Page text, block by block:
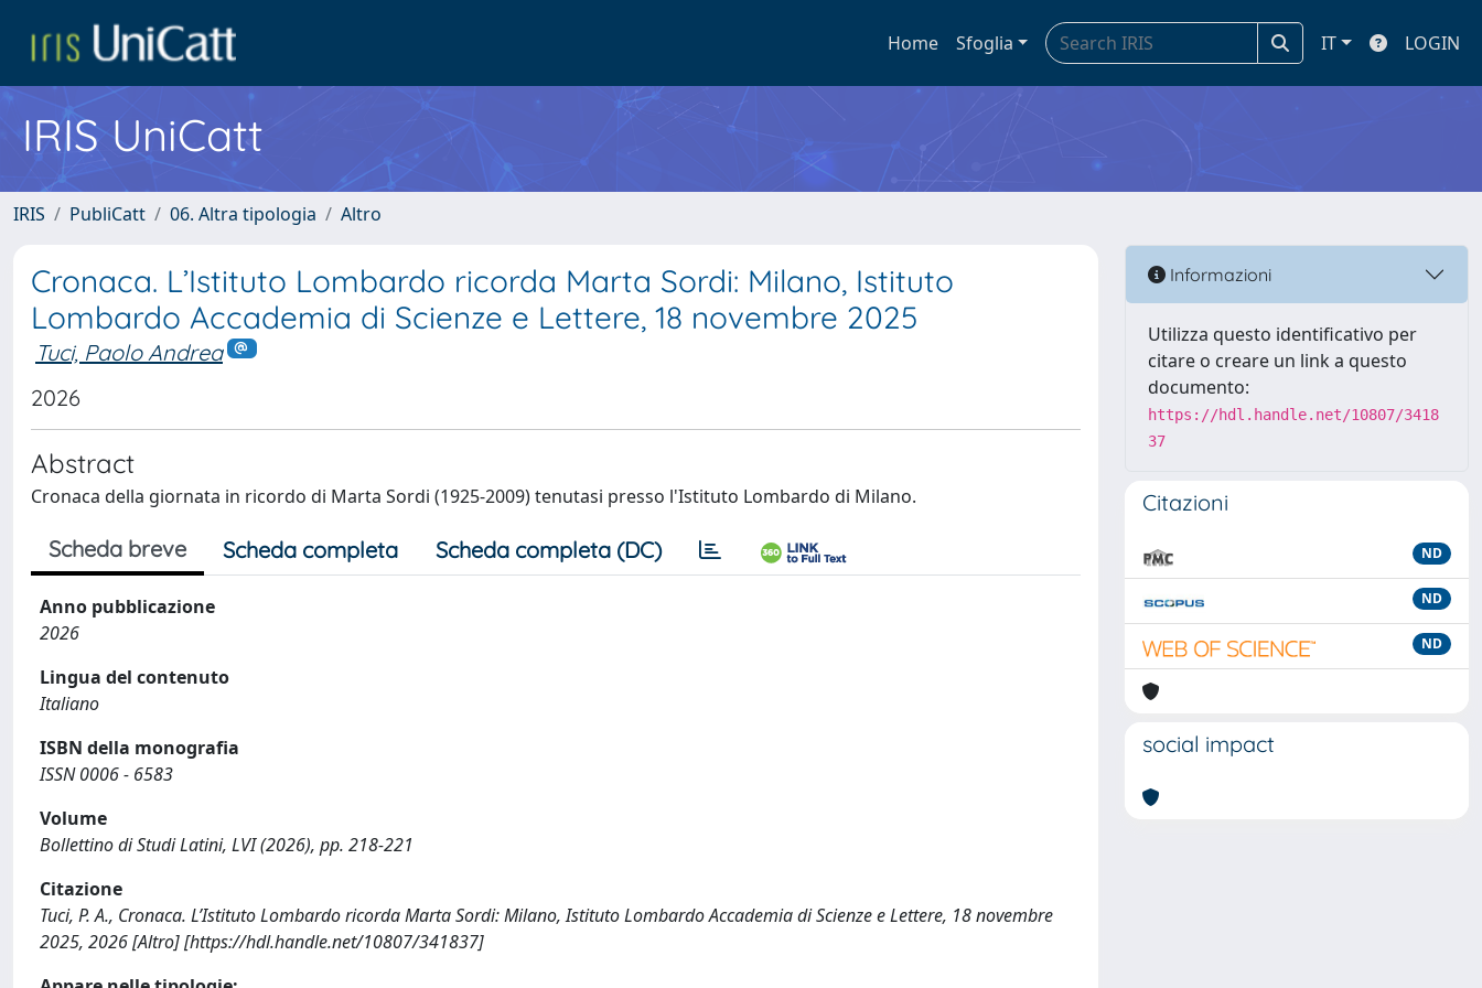
Home Sfoglia IT LOGIN
IRIS UniCatt
IRIS PubliCatt 06. Altra tipologia Altro
Cronaca. L’Istituto Lombardo ricorda Marta Sordi: Milano, Istituto
Lombardo Accademia di Scienze e Lettere, 18 novembre 2025
Tuci, Paolo Andrea
2026
Abstract
Cronaca della giornata in ricordo di Marta Sordi (1925-2009) tenutasi presso l'Istituto Lombardo di Milano.
Scheda breve Scheda completa Scheda completa (DC)
Anno pubblicazione
2026
Lingua del contenuto
Italiano
ISBN della monografia
ISSN 0006 - 6583
Volume
Bollettino di Studi Latini, LVI (2026), pp. 218-221
Citazione
Tuci, P. A., Cronaca. L’Istituto Lombardo ricorda Marta Sordi: Milano, Istituto Lombardo Accademia di Scienze e Lettere, 18 novembre
2025, 2026 [Altro] [https://hdl.handle.net/10807/341837]
Informazioni
Utilizza questo identificativo per
citare o creare un link a questo
documento:
https://hdl.handle.net/10807/3418
37
Citazioni
ND
ND
ND
social impact